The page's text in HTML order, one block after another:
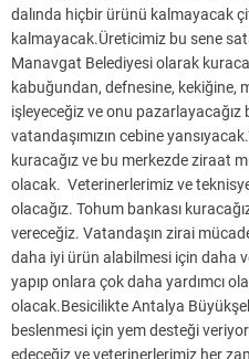
dalında hiçbir ürünü kalmayacak
kalmayacak.Üreticimiz bu sene
Manavgat Belediyesi olarak
kabuğundan, defnesine, kekiğine,
işleyeceğiz ve onu
vatandaşımızın cebine
kuracağız ve bu merkezde ziraat
olacak. Veterinerlerimiz ve
olacağız. Tohum bankası
vereceğiz. Vatandaşın zirai
daha iyi ürün alabilmesi için daha
yapıp onlara çok daha yardımcı
olacak.Besicilikte Antalya
beslenmesi için yem desteği
edeceğiz ve veterinerlerimiz her